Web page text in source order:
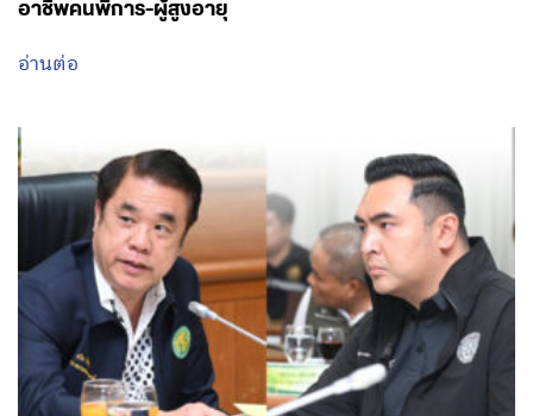
August 6, 2026 - 21:29 โดย พรรคเพื่อไทย
‘สุริยะ-วัชระพล’ ลงพื้นที่ จ.เลย สั่งเดินหน้าพัฒนาลุ่มน้ำเลย
รับมือน้ำท่วม-น้ำแล้ง จับมือทุกภาคส่วน วางแผนให้ดี หนุน
ความมั่นคงด้านน้ำให้ประชาชน-เกษตรกร